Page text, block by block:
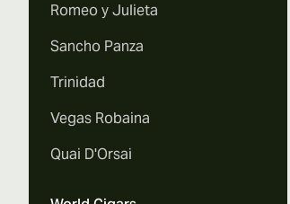
Romeo y Julieta
Sancho Panza
Trinidad
Vegas Robaina
Quai D'Orsai